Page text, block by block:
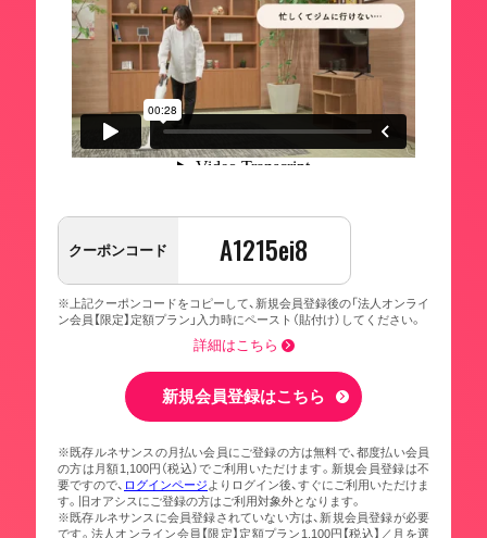
クーポンコード A1215ei8
※上記クーポンコードをコピーして、新規会員登録後の「法人オンライ
ン会員【限定】定額プラン」入力時にペースト（貼付け）してください。
詳細はこちら
新規会員登録はこちら
※既存ルネサンスの月払い会員にご登録の方は無料で、都度払い会員
の方は月額1,100円（税込）でご利用いただけます。新規会員登録は不
要ですので、 ログインページ よりログイン後、すぐにご利用いただけま
す。旧オアシスにご登録の方はご利用対象外となります。
※既存ルネサンスに会員登録されていない方は、新規会員登録が必要
です。法人オンライン会員【限定】定額プラン1,100円【税込】／月を選